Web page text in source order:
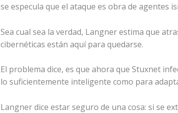
se especula que el ataque es obra de agentes
Sea cual sea la verdad, Langner estima que
cibernéticas están aquí para quedarse.
El problema dice, es que ahora que Stuxnet
lo suficientemente inteligente como para
Langner dice estar seguro de una cosa: si se